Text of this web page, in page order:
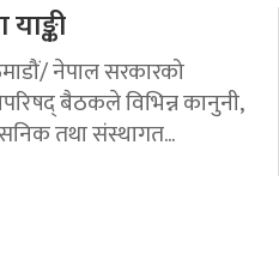
नेपाल सरकारको
बैठकले विभिन्न कानुनी,
तथा संस्थागत...